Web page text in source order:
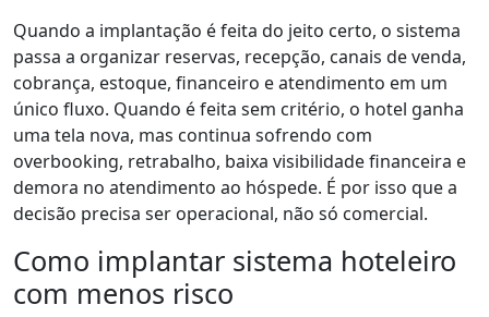
Quando a implantação é feita do jeito certo, o sistema
passa a organizar reservas, recepção, canais de venda,
cobrança, estoque, financeiro e atendimento em um
único fluxo. Quando é feita sem critério, o hotel ganha
uma tela nova, mas continua sofrendo com
overbooking, retrabalho, baixa visibilidade financeira e
demora no atendimento ao hóspede. É por isso que a
decisão precisa ser operacional, não só comercial.
Como implantar sistema hoteleiro
com menos risco